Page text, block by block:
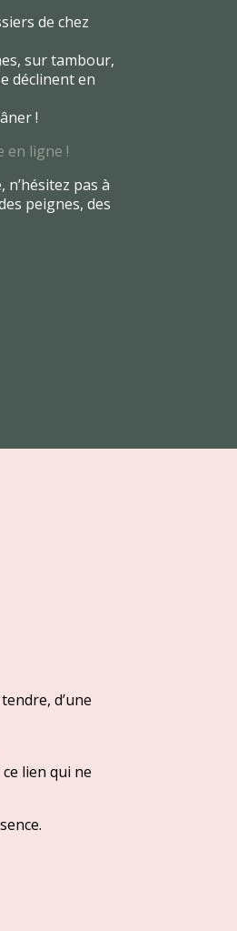
de chez
sur tambour,
déclinent en
!
en ligne !
pas à
peignes, des
d’une
lien qui ne